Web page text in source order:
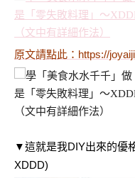
原文請點此： https://
▼這就是我DIY出來的優
XDDD)